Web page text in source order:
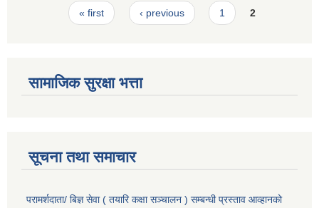
Pages« first ‹ previous 1 2
सामाजिक सुरक्षा भत्ता
सूचना तथा समाचार
परामर्शदाता/ बिज्ञ सेवा ( तयारि कक्षा सञ्चालन ) सम्बन्धी प्रस्ताव आव्हानको